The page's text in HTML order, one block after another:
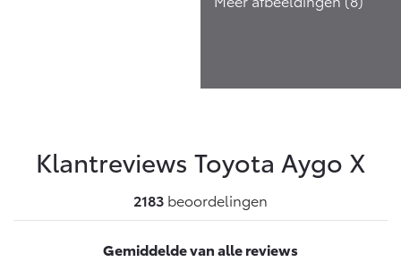
Klantreviews Toyota Aygo X
2183 beoordelingen
Gemiddelde van alle reviews